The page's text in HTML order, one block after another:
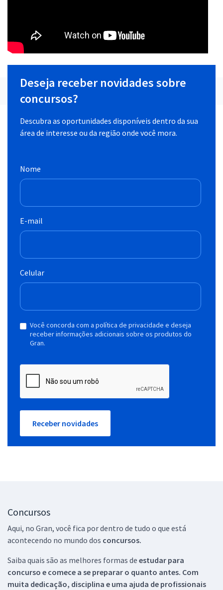
Deseja receber novidades sobre
concursos?
Descubra as oportunidades disponíveis dentro da sua
área de interesse ou da região onde você mora.
Nome
E-mail
Celular
Você concorda com a política de privacidade e deseja
receber informações adicionais sobre os produtos do
Gran.
Receber novidades
Concursos
Aqui, no Gran, você fica por dentro de tudo o que está
acontecendo no mundo dos concursos.
Saiba quais são as melhores formas de estudar para
concurso e comece a se preparar o quanto antes. Com
muita dedicação, disciplina e uma ajuda de profissionais